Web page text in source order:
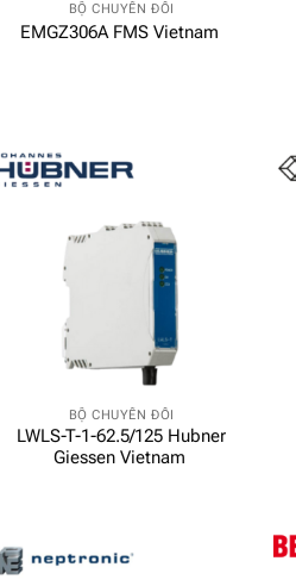
BỘ CHUYỂN ĐỔI
EMGZ306A FMS Vietnam
BỘ CHUYỂN ĐỔI
LWLS-T-1-62.5/125 Hubner
Giessen Vietnam